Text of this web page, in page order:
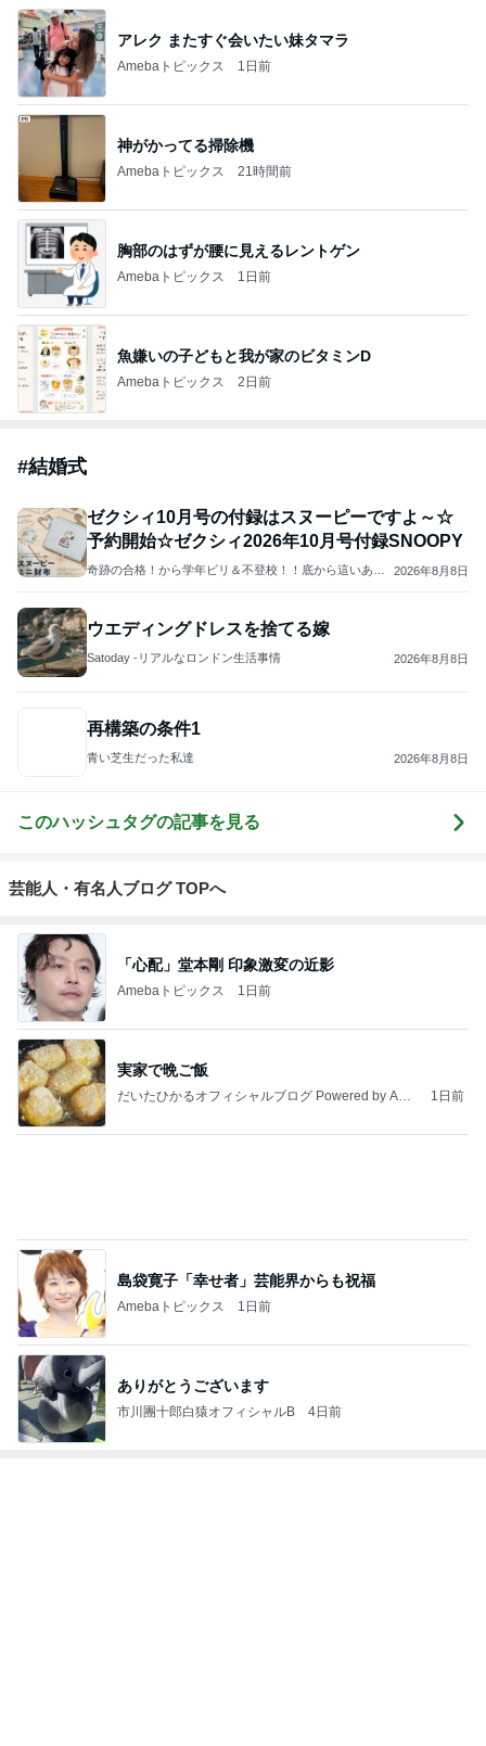
アレク またすぐ会いたい妹タマラ
Amebaトピックス 1日前
神がかってる掃除機
Amebaトピックス 21時間前
胸部のはずが腰に見えるレントゲン
Amebaトピックス 1日前
魚嫌いの子どもと我が家のビタミンD
Amebaトピックス 2日前
#結婚式
ゼクシィ10月号の付録はスヌーピーですよ～☆
予約開始☆ゼクシィ2026年10月号付録SNOOPY
奇跡の合格！から学年ビリ＆不登校！！底から這いあが
2026年8月8日
ウエディングドレスを捨てる嫁
Satoday -リアルなロンドン生活事情 2026年8月8日
再構築の条件1
青い芝生だった私達 2026年8月8日
このハッシュタグの記事を見る
芸能人・有名人ブログ TOPへ
「心配」堂本剛 印象激変の近影
Amebaトピックス 1日前
実家で晩ご飯
だいたひかるオフィシャルブログ Powered by Ame
1日前
島袋寛子「幸せ者」芸能界からも祝福
Amebaトピックス 1日前
ありがとうございます
市川團十郎白猿オフィシャルB 4日前